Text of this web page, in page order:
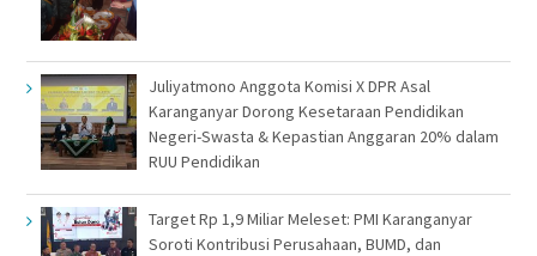
Juliyatmono Anggota Komisi X DPR Asal
Karanganyar Dorong Kesetaraan Pendidikan
Negeri-Swasta & Kepastian Anggaran 20% dalam
RUU Pendidikan
Target Rp 1,9 Miliar Meleset: PMI Karanganyar
Soroti Kontribusi Perusahaan, BUMD, dan